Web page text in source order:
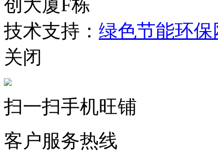
创大厦F栋
技术支持： 绿色节能环保
关闭
扫一扫手机旺铺
客户服务热线